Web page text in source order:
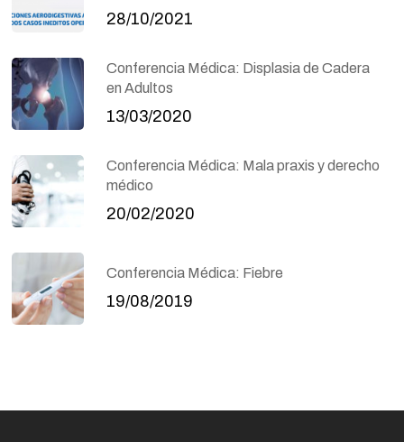
28/10/2021
Conferencia Médica: Displasia de Cadera
en Adultos
13/03/2020
Conferencia Médica: Mala praxis y derecho
médico
20/02/2020
Conferencia Médica: Fiebre
19/08/2019